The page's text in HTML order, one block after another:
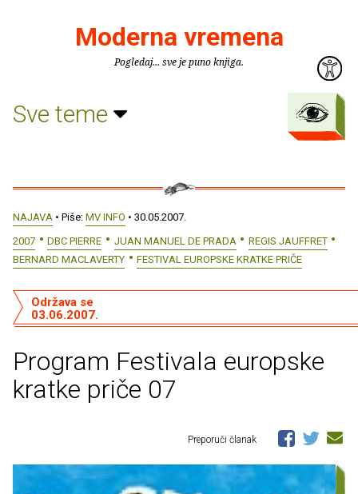
Moderna vremena
Pogledaj... sve je puno knjiga.
Sve teme
NAJAVA • Piše: MV INFO • 30.05.2007.
2007
DBC PIERRE JUAN MANUEL DE PRADA
REGIS JAUFFRET
BERNARD MACLAVERTY
FESTIVAL EUROPSKE KRATKE PRIČE
Program Festivala europske
kratke priče 07
Održava se
03.06.2007.
Preporuči članak